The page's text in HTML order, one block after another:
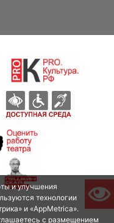
и улучшения
технологии
и «AppMetrica».
с размещением